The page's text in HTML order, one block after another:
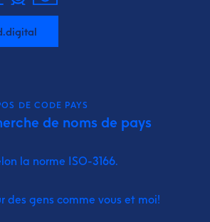
DE CODE PAYS
de noms de pays
la norme ISO-3166.
des gens comme vous et moi!